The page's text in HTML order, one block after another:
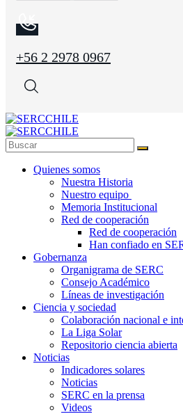
+56 2 2978 0967
Quienes somos
Nuestra Historia
Nuestro equipo
Memoria Institucional
Red de cooperación
Red de cooperación
Han confiado en
Gobernanza
Organigrama de SERC
Consejo Académico
Líneas de investigación
Ciencia y sociedad
Colaboración nacional e
La Liga Solar
Repositorio ciencia abierta
Noticias
Indicadores solares
Noticias
SERC en la prensa
Videos